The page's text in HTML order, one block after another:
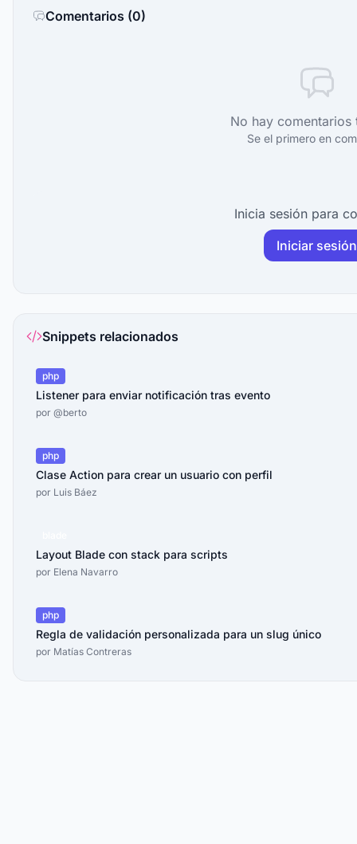
Comentarios (0)
No hay comentarios
Se el primero en
Inicia sesión para
Iniciar sesión
Snippets relacionados
php
Listener para enviar notificación tras evento
por @berto
php
Clase Action para crear un usuario con perfil
por Luis Báez
Layout Blade con stack para scripts
por Elena Navarro
php
Regla de validación personalizada para un slug único
por Matías Contreras